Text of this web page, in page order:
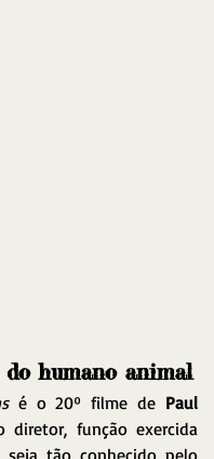
humano animal
é o 20º filme de Paul
diretor, função exercida
tão conhecido pelo